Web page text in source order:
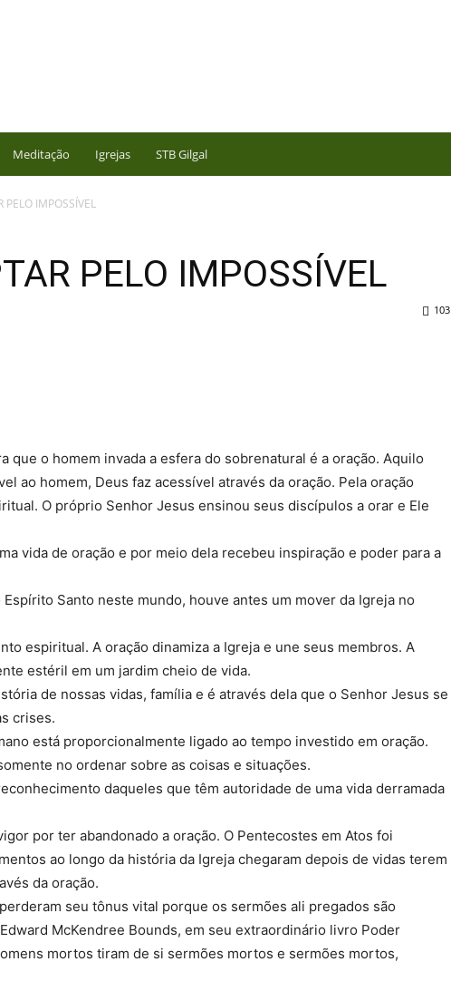
Meditação Igrejas STB Gilgal
PELO IMPOSSÍVEL
PELO IMPOSSÍVEL
103
que o homem invada a esfera do sobrenatural é a oração. Aquilo
ao homem, Deus faz acessível através da oração. Pela oração
O próprio Senhor Jesus ensinou seus discípulos a orar e Ele
vida de oração e por meio dela recebeu inspiração e poder para a
Santo neste mundo, houve antes um mover da Igreja no
espiritual. A oração dinamiza a Igreja e une seus membros. A
estéril em um jardim cheio de vida.
de nossas vidas, família e é através dela que o Senhor Jesus se
crises.
está proporcionalmente ligado ao tempo investido em oração.
no ordenar sobre as coisas e situações.
daqueles que têm autoridade de uma vida derramada
por ter abandonado a oração. O Pentecostes em Atos foi
ao longo da história da Igreja chegaram depois de vidas terem
da oração.
seu tônus vital porque os sermões ali pregados são
McKendree Bounds, em seu extraordinário livro Poder
mortos tiram de si sermões mortos e sermões mortos,